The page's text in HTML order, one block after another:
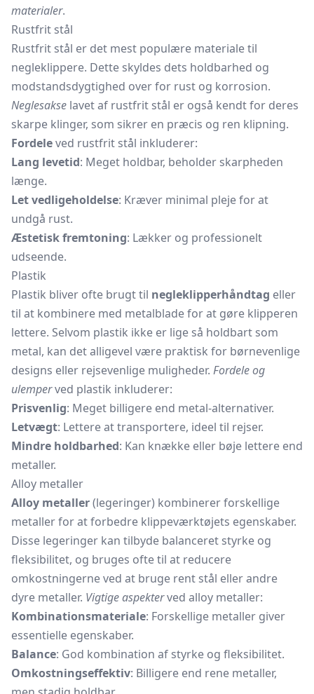
materialer.
Rustfrit stål
Rustfrit stål er det mest populære materiale til
negleklippere. Dette skyldes dets holdbarhed og
modstandsdygtighed over for rust og korrosion.
Neglesakse lavet af rustfrit stål er også kendt for deres
skarpe klinger, som sikrer en præcis og ren klipning.
Fordeleved rustfrit stål inkluderer:
Lang levetid: Meget holdbar, beholder skarpheden
længe.
Let vedligeholdelse: Kræver minimal pleje for at
undgå rust.
Æstetisk fremtoning: Lækker og professionelt
udseende.
Plastik
Plastik bliver ofte brugt til negleklipperhåndtag eller
til at kombinere med metalblade for at gøre klipperen
lettere. Selvom plastik ikke er lige så holdbart som
metal, kan det alligevel være praktisk for børnevenlige
designs eller rejsevenlige muligheder. Fordele og
ulemperved plastik inkluderer:
Prisvenlig: Meget billigere end metal-alternativer.
Letvægt: Lettere at transportere, ideel til rejser.
Mindre holdbarhed: Kan knække eller bøje lettere end
metaller.
Alloy metaller
Alloy metaller(legeringer) kombinerer forskellige
metaller for at forbedre klippeværktøjets egenskaber.
Disse legeringer kan tilbyde balanceret styrke og
fleksibilitet, og bruges ofte til at reducere
omkostningerne ved at bruge rent stål eller andre
dyre metaller. Vigtige aspekterved alloy metaller:
Kombinationsmateriale: Forskellige metaller giver
essentielle egenskaber.
Balance: God kombination af styrke og fleksibilitet.
Omkostningseffektiv: Billigere end rene metaller,